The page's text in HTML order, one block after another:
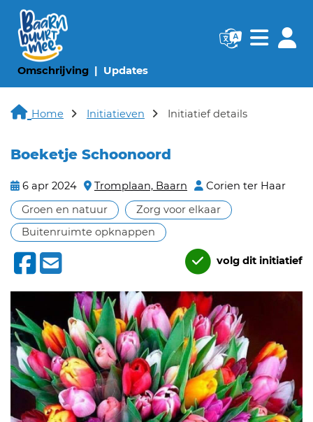
Omschrijving(huidige pagina)
Updates(huidige pagina)
Navigatie
Home Initiatieven Initiatief details
Boeketje Schoonoord
6 apr 2024 Tromplaan, Baarn
Corien ter Haar
Groen en natuur
Zorg voor elkaar
Buitenruimte opknappen
volg dit initiatief